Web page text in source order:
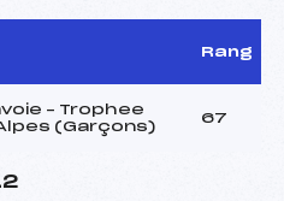
Rang
– Trophee
(Garçons)
67